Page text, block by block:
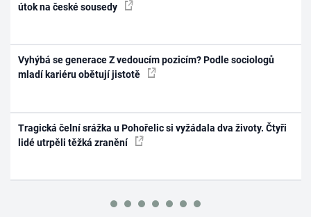
útok na české sousedy
Vyhýbá se generace Z vedoucím pozicím? Podle sociologů
mladí kariéru obětují jistotě
Tragická čelní srážka u Pohořelic si vyžádala dva životy. Čtyři
lidé utrpěli těžká zranění